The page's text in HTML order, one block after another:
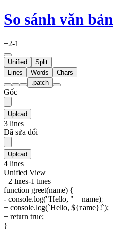
So sánh văn bản
+2-1
Unified
Split
Lines
Words
Chars
.patch
Gốc
Upload
3 lines
Đã sửa đổi
Upload
4 lines
Unified View
+2 lines-1 lines
function greet(name) {
- console.log("Hello, " + name);
+ console.log(`Hello, ${name}!`);
+ return true;
}